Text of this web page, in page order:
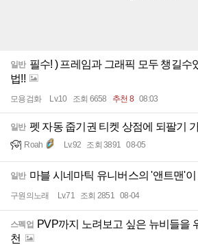
일반 필수! ) 프레임과 그래픽 모두 챙길수
법!!
모용검화 Lv.10 조회 6658 추천 8 08:03
일반 펫 자동 줍기권 티켓 상점에 되팔기
Roah Lv.92 조회 3891 08-05
일반 마블 시네마틱 유니버스의 '앤트맨'
구원의노래 Lv.71 조회 2851 08-04
스펙업
PVP까지 노려보고 싶은 뉴비들을
천